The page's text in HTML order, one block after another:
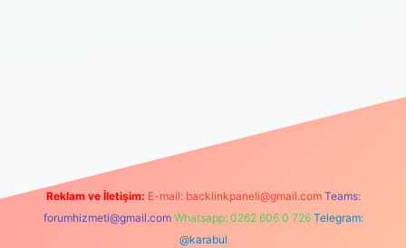
elexbetgiris.org
Reklam ve İletişim: E-mail: backlinkpaneli@gmail.com Teams:
forumhizmeti@gmail.com Whatsapp: 0262 606 0 726 Telegram:
@karabul